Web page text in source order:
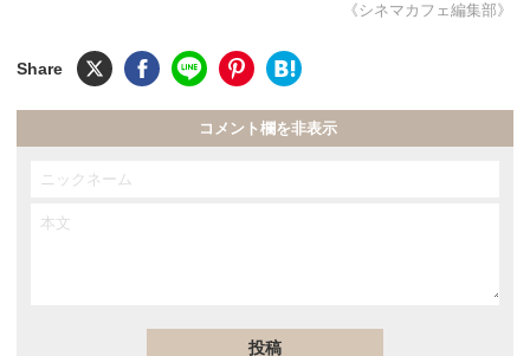
《シネマカフェ編集部》
コメント欄を非表示